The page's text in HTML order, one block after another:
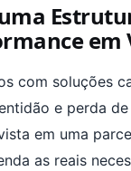
em
com soluções
e perda
em uma
as reais